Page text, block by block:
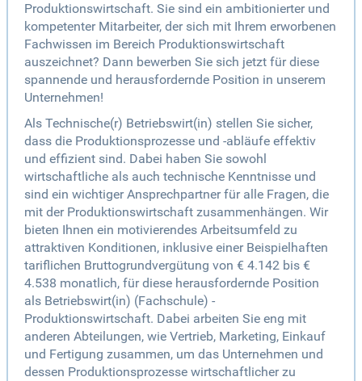
Produktionswirtschaft. Sie sind ein ambitionierter und
kompetenter Mitarbeiter, der sich mit Ihrem erworbenen
Fachwissen im Bereich Produktionswirtschaft
auszeichnet? Dann bewerben Sie sich jetzt für diese
spannende und herausfordernde Position in unserem
Unternehmen!
Als Technische(r) Betriebswirt(in) stellen Sie sicher,
dass die Produktionsprozesse und -abläufe effektiv
und effizient sind. Dabei haben Sie sowohl
wirtschaftliche als auch technische Kenntnisse und
sind ein wichtiger Ansprechpartner für alle Fragen, die
mit der Produktionswirtschaft zusammenhängen. Wir
bieten Ihnen ein motivierendes Arbeitsumfeld zu
attraktiven Konditionen, inklusive einer Beispielhaften
tariflichen Bruttogrundvergütung von € 4.142 bis €
4.538 monatlich, für diese herausfordernde Position
als Betriebswirt(in) (Fachschule) -
Produktionswirtschaft. Dabei arbeiten Sie eng mit
anderen Abteilungen, wie Vertrieb, Marketing, Einkauf
und Fertigung zusammen, um das Unternehmen und
dessen Produktionsprozesse wirtschaftlicher zu